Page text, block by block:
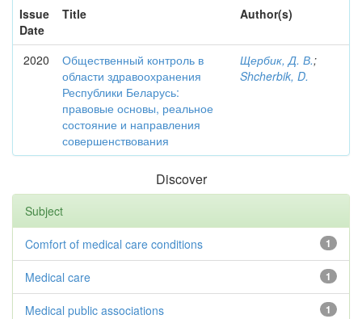
Issue
Date
Title Author(s)
2020
Общественный контроль в
области здравоохранения
Республики Беларусь:
правовые основы, реальное
состояние и направления
совершенствования
Щербик, Д. В.;
Shcherbik, D.
Discover
Subject
1
Comfort of medical care conditions
1
Medical care
1
Medical public associations